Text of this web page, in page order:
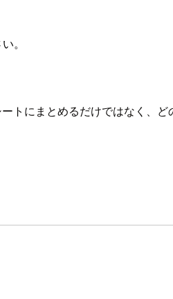
。
トにまとめるだけではなく、